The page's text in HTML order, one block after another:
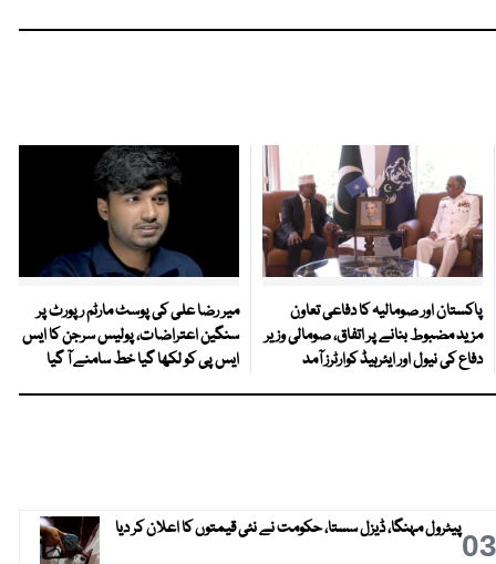
پاکستان اور صومالیہ کا دفاعی تعاون
مزید مضبوط بنانے پر اتفاق، صومالی وزیر
دفاع کی نیول اور ایئرہیڈ کوارٹرز آمد
میر رضا علی کی پوسٹ مارٹم رپورٹ پر
سنگین اعتراضات، پولیس سرجن کا ایس
ایس پی کو لکھا گیا خط سامنے آ گیا
03پیٹرول مہنگا، ڈیزل سستا، حکومت نے نئی قیمتوں کا اعلان کر دیا